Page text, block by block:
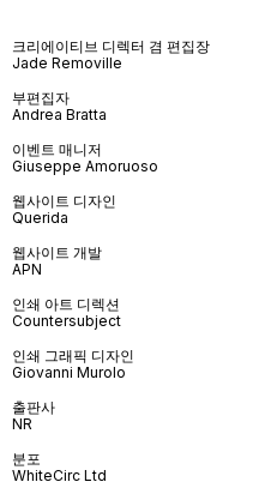
크리에이티브 디렉터 겸 편집장
Jade Removille
부편집자
Andrea Bratta
이벤트 매니저
Giuseppe Amoruoso
웹사이트 디자인
Querida
웹사이트 개발
APN
인쇄 아트 디렉션
Countersubject
인쇄 그래픽 디자인
Giovanni Murolo
출판사
NR
분포
WhiteCirc Ltd